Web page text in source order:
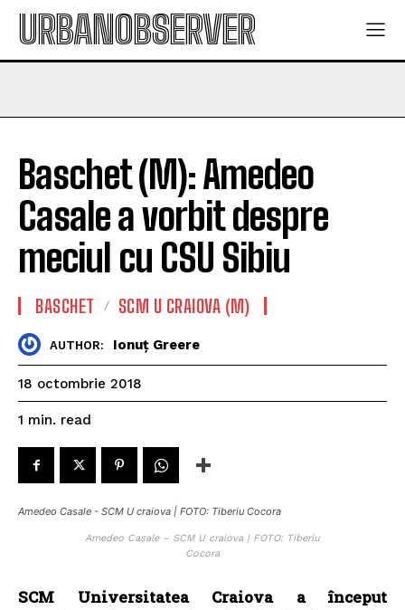
URBANOBSERVER
Baschet (M): Amedeo
Casale a vorbit despre
meciul cu CSU Sibiu
BASCHET SCM U CRAIOVA (M)
AUTHOR: Ionuț Greere
18 octombrie 2018
1 min. read
Amedeo Casale - SCM U craiova | FOTO: Tiberiu Cocora
Amedeo Casale – SCM U craiova | FOTO: Tiberiu
Cocora
SCM Universitatea Craiova a început